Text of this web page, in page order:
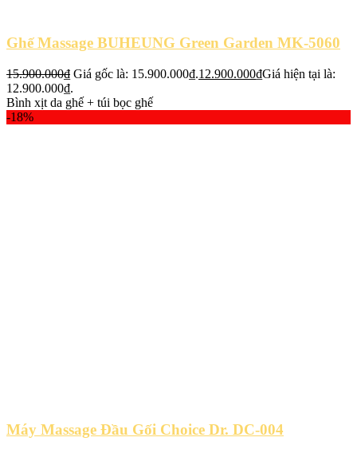
Ghế Massage BUHEUNG Green Garden MK-5060
15.900.000₫ Giá gốc là: 15.900.000₫.12.900.000₫Giá hiện tại là:
12.900.000₫.
Bình xịt da ghế + túi bọc ghế
-18%
Máy Massage Đầu Gối Choice Dr. DC-004